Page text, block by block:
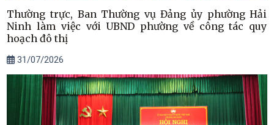
Thường trực, Ban Thường vụ Đảng ủy phường Hải
Ninh làm việc với UBND phường về công tác quy
hoạch đô thị
31/07/2026